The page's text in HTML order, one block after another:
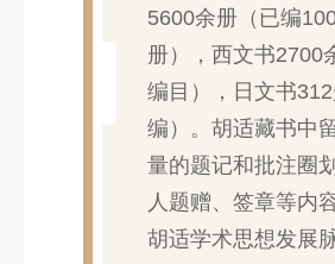
5600余册（已编
册），西文书2700
编目），日文书
编）。胡适藏书中
量的题记和批注圈
人题赠、签章等内
胡适学术思想发展